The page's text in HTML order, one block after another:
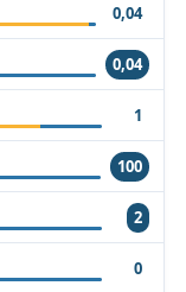
0,04
0,04
1
100
2
0